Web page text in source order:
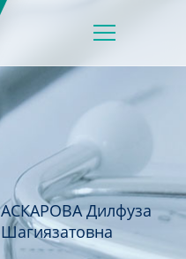
АСКАРОВА Дилфуза
Шагиязатовна